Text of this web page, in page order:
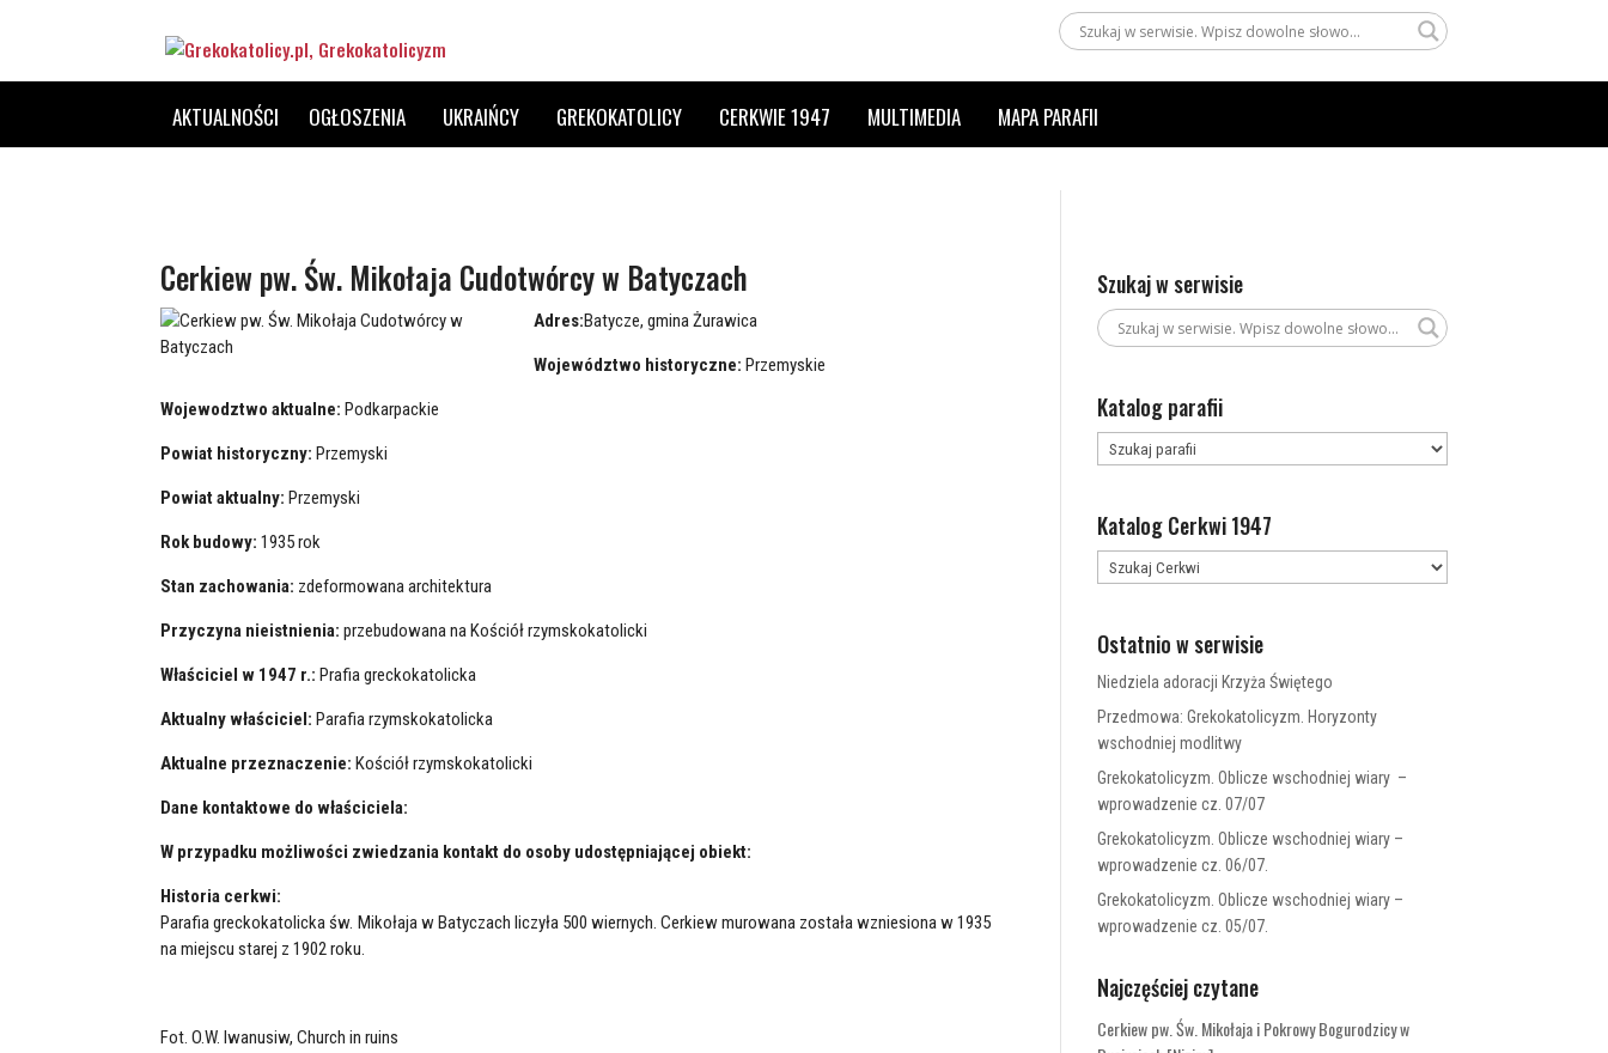
AKTUALNOŚCI OGŁOSZENIA UKRAIŃCY GREKOKATOLICY CERKWIE 1947 MULTIMEDIA MAPA PARAFII
Cerkiew pw. Św. Mikołaja Cudotwórcy w Batyczach
Adres:Batycze, gmina Żurawica
Województwo historyczne: Przemyskie
Wojewodztwo aktualne: Podkarpackie
Powiat historyczny: Przemyski
Powiat aktualny: Przemyski
Rok budowy: 1935 rok
Stan zachowania: zdeformowana architektura
Przyczyna nieistnienia: przebudowana na Kościół rzymskokatolicki
Właściciel w 1947 r.: Prafia greckokatolicka
Aktualny właściciel: Parafia rzymskokatolicka
Aktualne przeznaczenie: Kościół rzymskokatolicki
Dane kontaktowe do właściciela:
W przypadku możliwości zwiedzania kontakt do osoby udostępniającej obiekt:
Historia cerkwi:
Parafia greckokatolicka św. Mikołaja w Batyczach liczyła 500 wiernych. Cerkiew murowana została wzniesiona w 1935
na miejscu starej z 1902 roku.
Fot. O.W. Iwanusiw, Church in ruins
Szukaj w serwisie
Katalog parafii
Katalog Cerkwi 1947
Ostatnio w serwisie
Niedziela adoracji Krzyża Świętego
Przedmowa: Grekokatolicyzm. Horyzonty
wschodniej modlitwy
Grekokatolicyzm. Oblicze wschodniej wiary –
wprowadzenie cz. 07/07
Grekokatolicyzm. Oblicze wschodniej wiary –
wprowadzenie cz. 06/07.
Grekokatolicyzm. Oblicze wschodniej wiary –
wprowadzenie cz. 05/07.
Najczęściej czytane
Cerkiew pw. Św. Mikołaja i Pokrowy Bogurodzicy w